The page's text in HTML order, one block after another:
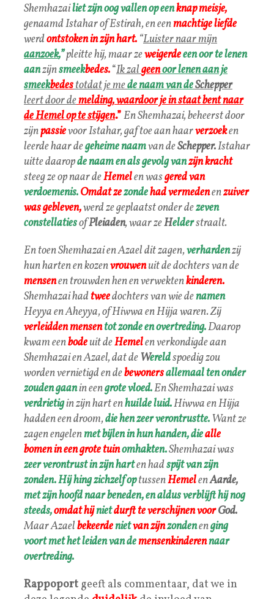
Shemhazailiet zijn oog vallen op eenknap meisje,
genaamd Istahar of Estirah, en eenmachtige liefde
werdontstoken in zijn hart. “Luister naar mijn
aanzoek,”pleitte hij, maar zeweigerdeeen oor te lenen
aanzijnsmeekbedes.“Ik zalgeenoor lenen aan je
smeekbedestotdat je mede naam van deSchepper
leert door demelding,waardoor je in staat bentnaar
deHemelop te stijgen.”En Shemhazai, beheerst door
zijnpassievoor Istahar, gaf toe aan haarverzoeken
leerde haar degeheime naamvan deSchepper.Istahar
uitte daaropde naam en als gevolg vanzijn kracht
steeg ze op naar deHemelen wasgered van
verdoemenis.Omdat zezondehad vermedenenzuiver
was gebleven,werd ze geplaatst onder dezeven
constellatiesofPleiaden, waar zeHelderstraalt.
En toen Shemhazai en Azael dit zagen,verhardenzij
hun harten en kozenvrouwenuit de dochters van de
mensenen trouwden hen en verwektenkinderen.
Shemhazai hadtweedochters van wie denamen
Heyya en Aheyya, of Hiwwa en Hijja waren. Zij
verleiddenmensentot zonde en overtreding.Daarop
kwam eenbodeuit deHemelen verkondigde aan
Shemhazai en Azael, dat de Wereldspoedig zou
worden vernietigd en debewonersallemaal ten onder
zouden gaanin eengrote vloed.En Shemhazai was
verdrietigin zijn hart enhuilde luid.Hiwwa en Hijja
hadden een droom,die hen zeer verontrustte. Want ze
zagen engelenmet bijlen in hun handen,diealle
bomen in een grote tuinomhakten.Shemhazai was
zeer verontrust in zijn harten hadspijt van zijn
zonden.Hij hing zichzelf optussenHemelenAarde,
met zijn hoofd naar beneden, en aldus verblijft hij nog
steeds,omdat hijnietdurft te verschijnen voorGod.
Maar Azaelbekeerdenietvan zijnzondenenging
voort met het leiden van demensenkinderennaar
overtreding.
Rappoport geeft als commentaar, dat we in